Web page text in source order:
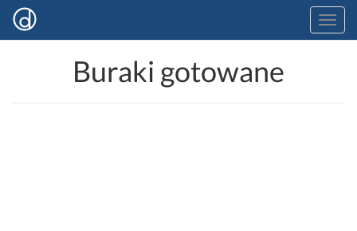
Buraki gotowane